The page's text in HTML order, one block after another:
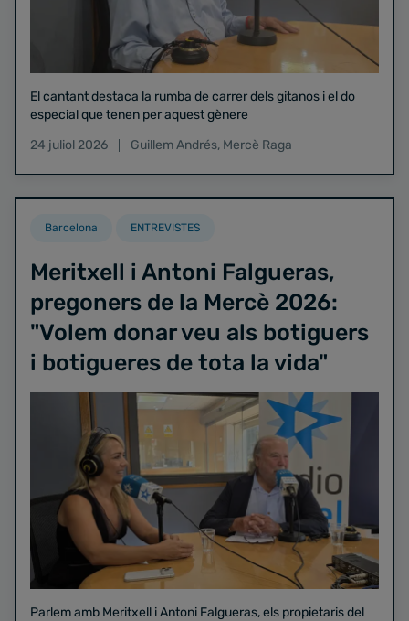
El cantant destaca la rumba de carrer dels gitanos i el do
especial que tenen per aquest gènere
24 juliol 2026
Guillem Andrés, Mercè Raga
Barcelona ENTREVISTES
Meritxell i Antoni Falgueras,
pregoners de la Mercè 2026:
"Volem donar veu als botiguers
i botigueres de tota la vida"
Parlem amb Meritxell i Antoni Falgueras, els propietaris del